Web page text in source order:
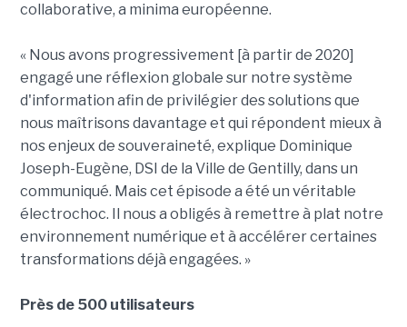
collaborative, a minima européenne.
« Nous avons progressivement [à partir de 2020]
engagé une réflexion globale sur notre système
d'information afin de privilégier des solutions que
nous maîtrisons davantage et qui répondent mieux à
nos enjeux de souveraineté, explique Dominique
Joseph-Eugène, DSI de la Ville de Gentilly, dans un
communiqué. Mais cet épisode a été un véritable
électrochoc. Il nous a obligés à remettre à plat notre
environnement numérique et à accélérer certaines
transformations déjà engagées. »
Près de 500 utilisateurs